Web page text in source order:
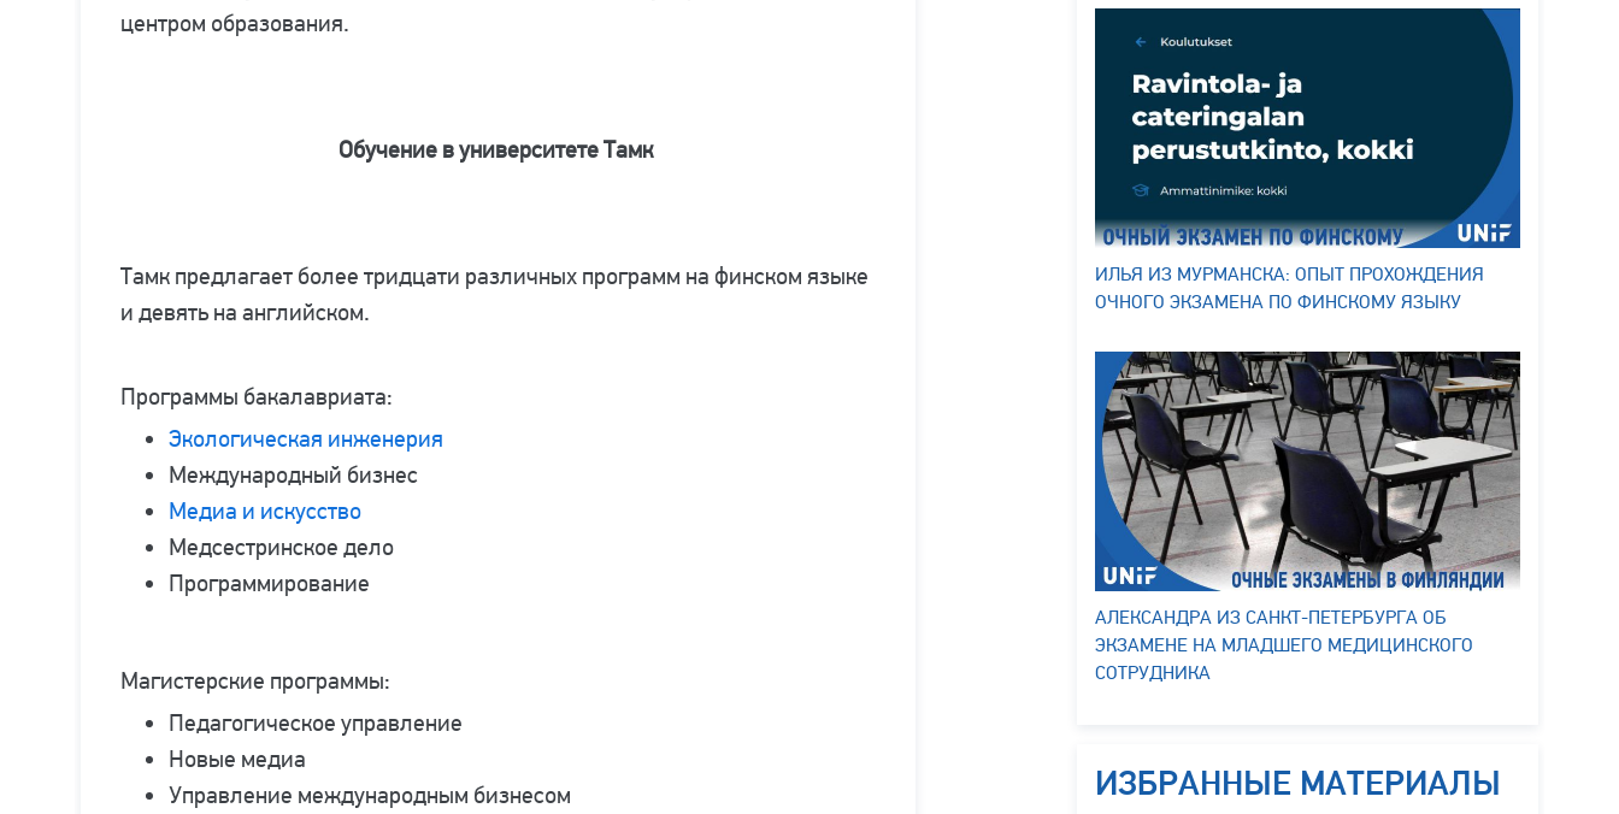
центром образования.
Обучение в университете Тамк
Тамк предлагает более тридцати различных программ на финском языке
и девять на английском.
Программы бакалавриата:
Экологическая инженерия
Международный бизнес
Медиа и искусство
Медсестринское дело
Программирование
Магистерские программы:
Педагогическое управление
Новые медиа
Управление международным бизнесом
ИЛЬЯ ИЗ МУРМАНСКА: ОПЫТ ПРОХОЖДЕНИЯ
ОЧНОГО ЭКЗАМЕНА ПО ФИНСКОМУ ЯЗЫКУ
АЛЕКСАНДРА ИЗ САНКТ-ПЕТЕРБУРГА ОБ
ЭКЗАМЕНЕ НА МЛАДШЕГО МЕДИЦИНСКОГО
СОТРУДНИКА
ИЗБРАННЫЕ МАТЕРИАЛЫ